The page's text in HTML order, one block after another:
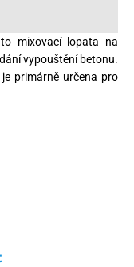
mixovací lopata na
vypouštění betonu.
primárně určena pro